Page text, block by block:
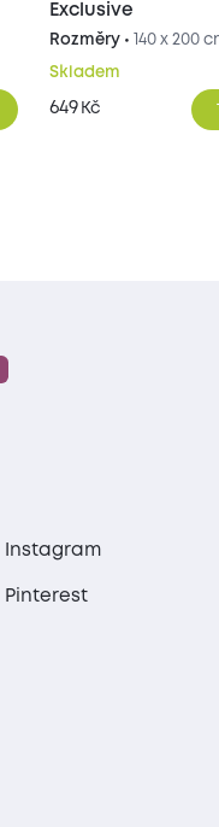
Exclusive
Rozměry • 140 x 200
Skladem
649 Kč
Instagram
Pinterest